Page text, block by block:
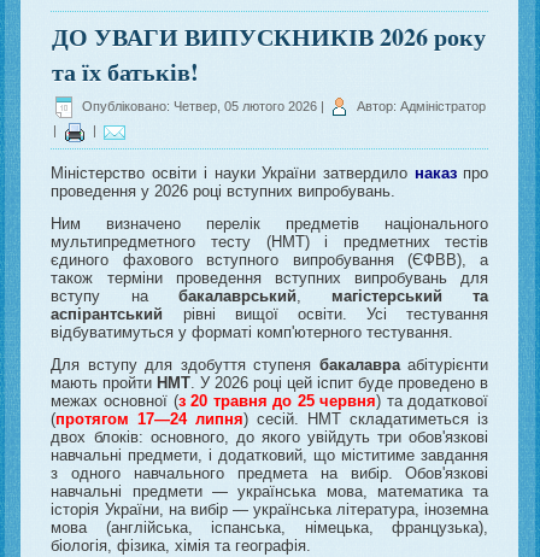
ДО УВАГИ ВИПУСКНИКІВ 2026 року
та їх батьків!
Опубліковано: Четвер, 05 лютого 2026 |
Автор: Адміністратор
Міністерство освіти і науки України затвердило наказпро
проведення у 2026 році вступних випробувань.
Ним визначено перелік предметів національного
мультипредметного тесту (НМТ) і предметних тестів
єдиного фахового вступного випробування (ЄФВВ), а
також терміни проведення вступних випробувань для
вступу на бакалаврський, магістерський
та
аспірантський рівні вищої освіти. Усі тестування
відбуватимуться у форматі комп'ютерного тестування.
Для вступу для здобуття ступеня бакалавраабітурієнти
мають пройти НМТ. У 2026 році цей іспит буде проведено в
межах основної (з 20 травня до 25 червня) та додаткової
(протягом 17—24 липня) сесій. НМТ складатиметься із
двох блоків: основного, до якого увійдуть три обов'язкові
навчальні предмети, і додатковий, що міститиме завдання
з одного навчального предмета на вибір. Обов'язкові
навчальні предмети — українська мова, математика та
історія України, на вибір — українська література, іноземна
мова (англійська, іспанська, німецька, французька),
біологія, фізика, хімія та географія.